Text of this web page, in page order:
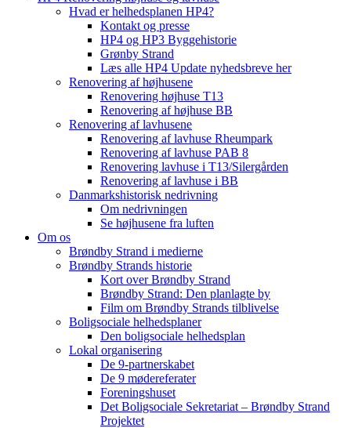
Hvad er helhedsplanen HP4?
Kontakt og presse
HP4 og HP3 Byggehistorie
Grønby Strand
Læs alle HP4 Update nyhedsbreve her
Renovering af højhusene
Renovering højhuse T13
Renovering af højhuse BB
Renovering af lavhusene
Renovering af lavhuse Rheumpark
Renovering af lavhuse PAB 8
Renovering lavhuse i T13/Silergården
Renovering af lavhuse i BB
Danmarkshistorisk nedrivning
Om nedrivningen
Se højhusene fra luften
Om os
Brøndby Strand i medierne
Brøndby Strands historie
Kort over Brøndby Strand
Brøndby Strand: Den planlagte by
Film om Brøndby Strands tilblivelse
Boligsociale helhedsplaner
Den boligsociale helhedsplan
Lokal organisering
De 9-partnerskabet
De 9 mødereferater
Foreningshuset
Det Boligsociale Sekretariat – Brøndby Strand
Projektet